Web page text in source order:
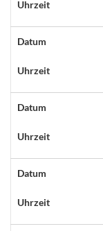
Uhrzeit
Datum
Uhrzeit
Datum
Uhrzeit
Datum
Uhrzeit